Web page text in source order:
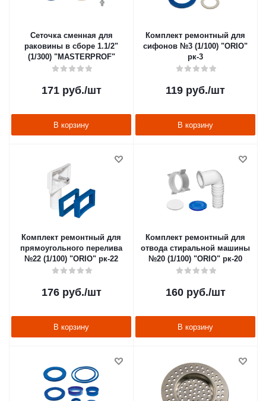
Сеточка сменная для
раковины в сборе 1.1/2"
(1/300) "MASTERPROF"
171руб./шт
В корзину
Комплект ремонтный для
сифонов №3 (1/100) "ORIO"
рк-3
119 руб./шт
В корзину
Комплект ремонтный для
прямоугольного перелива
№22 (1/100) "ORIO" рк-22
176руб./шт
В корзину
Комплект ремонтный для
отвода стиральной машины
№20 (1/100) "ORIO" рк-20
160руб./шт
В корзину